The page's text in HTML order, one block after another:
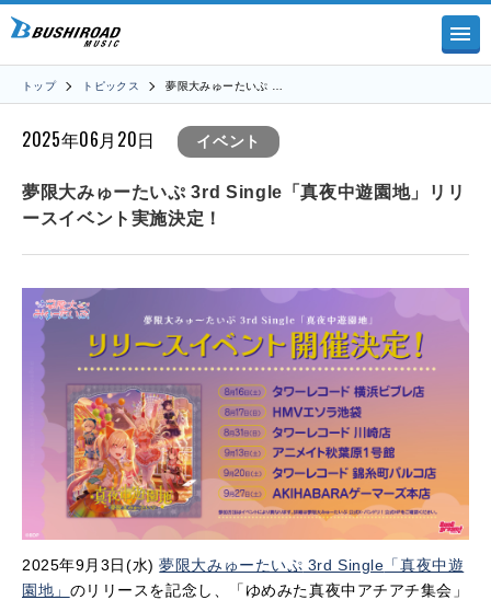
トップ トピックス 夢限大みゅーたいぷ …
2025年06月20日 イベント
夢限大みゅーたいぷ 3rd Single「真夜中遊園地」リリ
ースイベント実施決定！
2025年9月 3日(水) 夢限大みゅーたいぷ 3rd Single 「真夜中遊
園地」 のリリースを記念し、「ゆめみた真夜中アチアチ集会」